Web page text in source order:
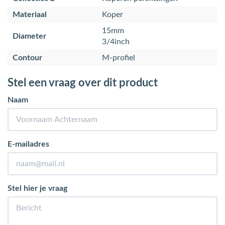
Materiaal
Koper
Diameter
15mm
3/4inch
Contour
M-profiel
Stel een vraag over dit product
Naam
E-mailadres
Stel hier je vraag